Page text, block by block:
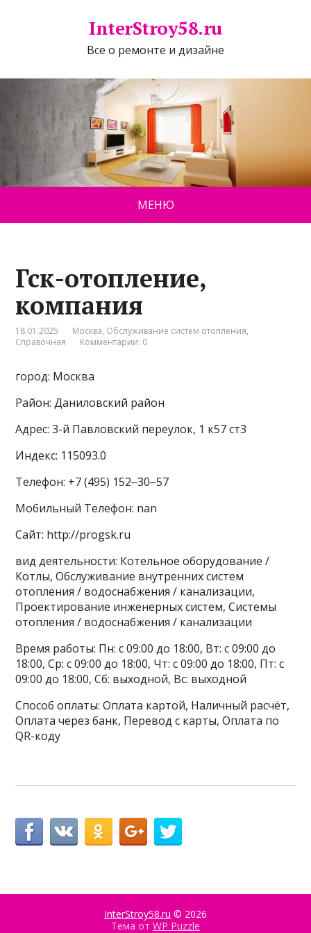
InterStroy58.ru
Все о ремонте и дизайне
МЕНЮ
Гск-отопление,
компания
18.01.2025 Москва, Обслуживание систем отопления,
Справочная
Комментарии: 0
город: Москва
Район: Даниловский район
Адрес: 3-й Павловский переулок, 1 к57 ст3
Индекс: 115093.0
Телефон: +7 (495) 152‒30‒57
Мобильный Телефон: nan
Сайт: http://progsk.ru
вид деятельности: Котельное оборудование /
Котлы, Обслуживание внутренних систем
отопления / водоснабжения / канализации,
Проектирование инженерных систем, Системы
отопления / водоснабжения / канализации
Время работы: Пн: с 09:00 до 18:00, Вт: с 09:00 до
18:00, Ср: с 09:00 до 18:00, Чт: с 09:00 до 18:00, Пт: с
09:00 до 18:00, Сб: выходной, Вс: выходной
Способ оплаты: Оплата картой, Наличный расчёт,
Оплата через банк, Перевод с карты, Оплата по
QR-коду
InterStroy58.ru © 2026
Тема от WP Puzzle